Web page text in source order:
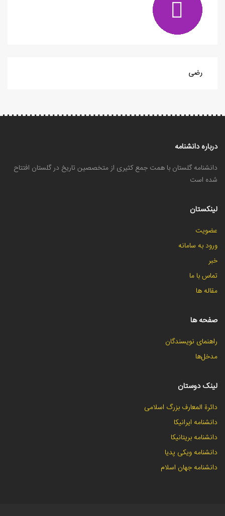
رضی
درباره دانشنامه
دانشنامه گلستان با همت جمع کثیری از متخصصین تاریخ در گلستان افتتاح
شده است
لینکستان
عضویت
ورود به سامانه
خبر
تماس با ما
مقاله ها
صفحه ها
راهنمای نویسندگان
مدخل‌ها
لینک دوستان
دائرة المعارف بزرگ اسلامی
دانشنامه ایرانیکا
دانشنامه بریتانیکا
دانشنامه ویکی پدیا
دانشنامه جهان اسلام